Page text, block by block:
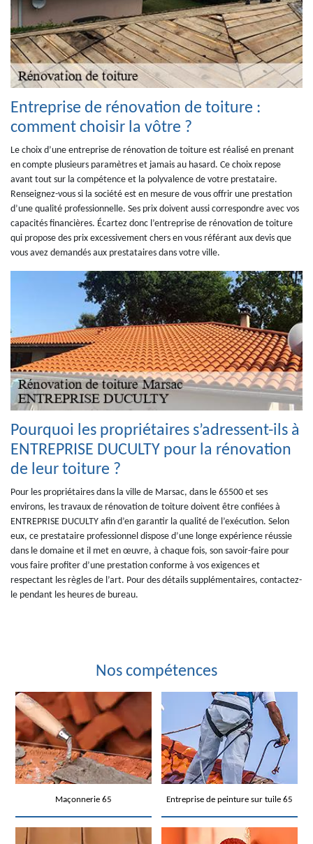
Entreprise de rénovation de toiture :
comment choisir la vôtre ?
Le choix d’une entreprise de rénovation de toiture est réalisé en prenant
en compte plusieurs paramètres et jamais au hasard. Ce choix repose
avant tout sur la compétence et la polyvalence de votre prestataire.
Renseignez-vous si la société est en mesure de vous offrir une prestation
d’une qualité professionnelle. Ses prix doivent aussi correspondre avec vos
capacités financières. Écartez donc l’entreprise de rénovation de toiture
qui propose des prix excessivement chers en vous référant aux devis que
vous avez demandés aux prestataires dans votre ville.
Pourquoi les propriétaires s’adressent-ils à
ENTREPRISE DUCULTY pour la rénovation
de leur toiture ?
Pour les propriétaires dans la ville de Marsac, dans le 65500 et ses
environs, les travaux de rénovation de toiture doivent être confiées à
ENTREPRISE DUCULTY afin d’en garantir la qualité de l’exécution. Selon
eux, ce prestataire professionnel dispose d’une longe expérience réussie
dans le domaine et il met en œuvre, à chaque fois, son savoir-faire pour
vous faire profiter d’une prestation conforme à vos exigences et
respectant les règles de l’art. Pour des détails supplémentaires, contactez-
le pendant les heures de bureau.
Nos compétences
Maçonnerie 65 Entreprise de peinture sur tuile 65